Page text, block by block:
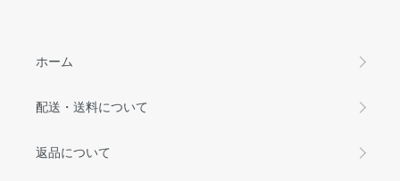
ホーム
配送・送料について
返品について